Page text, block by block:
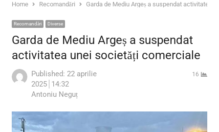
Home Recomandări Garda de Mediu Argeș a suspendat activitatea
Recomandări Diverse
Garda de Mediu Argeș a suspendat
activitatea unei societăți comerciale
Published: 22 aprilie
2025 14:32
Author
Antoniu Neguț
16